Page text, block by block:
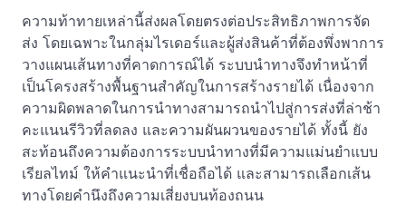
ความท้าทายเหล่านี้ส่งผลโดยตรงต่อประสิทธิภาพการจัด
ส่ง โดยเฉพาะในกลุ่มไรเดอร์และผู้ส่งสินค้าที่ต้องพึ่งพาการ
วางแผนเส้นทางที่คาดการณ์ได้ ระบบนำทางจึงทำหน้าที่
เป็นโครงสร้างพื้นฐานสำคัญในการสร้างรายได้ เนื่องจาก
ความผิดพลาดในการนำทางสามารถนำไปสู่การส่งที่ล่าช้า
คะแนนรีวิวที่ลดลง และความผันผวนของรายได้ ทั้งนี้ ยัง
สะท้อนถึงความต้องการระบบนำทางที่มีความแม่นยำแบบ
เรียลไทม์ ให้คำแนะนำที่เชื่อถือได้ และสามารถเลือกเส้น
ทางโดยคำนึงถึงความเสี่ยงบนท้องถนน